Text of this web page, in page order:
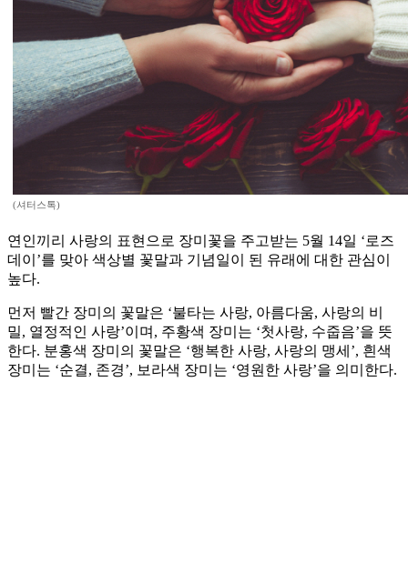
(셔터스톡)
연인끼리 사랑의 표현으로 장미꽃을 주고받는 5월 14일 ‘로즈
데이’를 맞아 색상별 꽃말과 기념일이 된 유래에 대한 관심이
높다.
먼저 빨간 장미의 꽃말은 ‘불타는 사랑, 아름다움, 사랑의 비
밀, 열정적인 사랑’이며, 주황색 장미는 ‘첫사랑, 수줍음’을 뜻
한다. 분홍색 장미의 꽃말은 ‘행복한 사랑, 사랑의 맹세’, 흰색
장미는 ‘순결, 존경’, 보라색 장미는 ‘영원한 사랑’을 의미한다.